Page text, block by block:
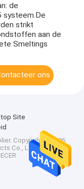
de
systeem.De
strikt
aan de
Smeltings
ons
Site
Copyright © 2026
Co., Ltd.. All Rights
ECER